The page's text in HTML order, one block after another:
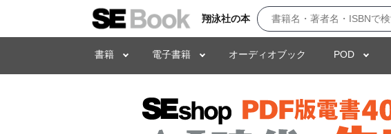
翔泳社の本
書籍 電子書籍 オーディオブック POD